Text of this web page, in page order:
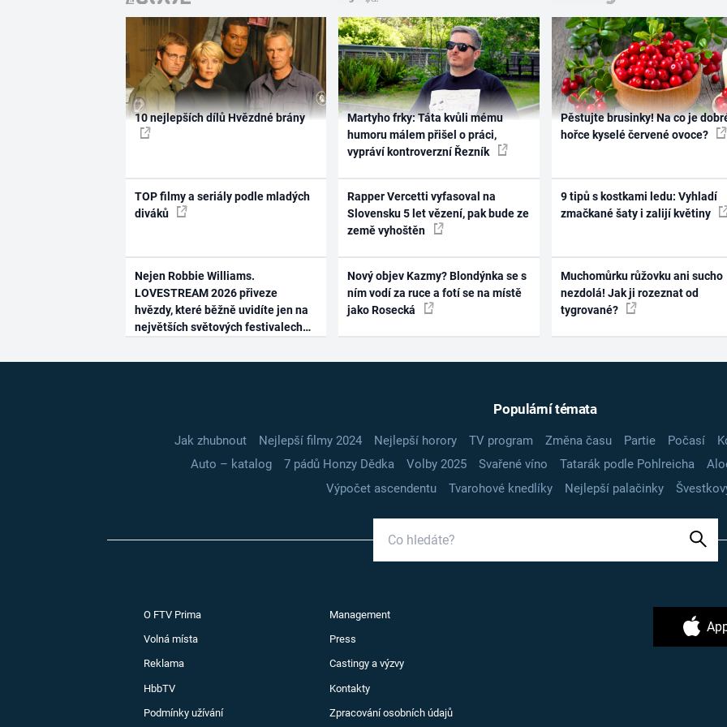
10 nejlepších dílů Hvězdné brány
TOP filmy a seriály podle mladých
diváků
Nejen Robbie Williams.
LOVESTREAM 2026 přiveze
hvězdy, které běžně uvidíte jen na
největších světových festivalech
Martyho frky: Táta kvůli mému
humoru málem přišel o práci,
vypráví kontroverzní Řezník
Rapper Vercetti vyfasoval na
Slovensku 5 let vězení, pak bude ze
země vyhoštěn
Nový objev Kazmy? Blondýnka se s
ním vodí za ruce a fotí se na místě
jako Rosecká
Pěstujte brusinky! Na co je
hořce kyselé červené ovoce?
9 tipů s kostkami ledu: Vyhladí
zmačkané šaty i zalijí květiny
Muchomůrku růžovku ani sucho
nezdolá! Jak ji rozeznat od
tygrované?
Populární témata
Jak zhubnout Nejlepší filmy 2024 Nejlepší horory TV program Změna času Partie Počasí
Auto – katalog
7 pádů Honzy Dědka Volby 2025 Svařené víno Tatarák podle Pohlreicha
Výpočet ascendentu
Tvarohové knedlíky Nejlepší palačinky
O FTV Prima Management
Volná místa Press
Reklama Castingy a výzvy
HbbTV Kontakty
Podmínky užívání Zpracování osobních údajů